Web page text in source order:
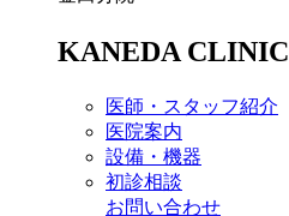
KANEDA CLINIC
医師・スタッフ紹介
医院案内
設備・機器
初診相談
お問い合わせ